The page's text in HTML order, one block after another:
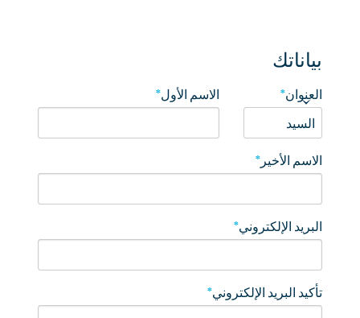
بياناتك
العنوان* الاسم الأول*
الاسم الأخير *
البريد الإلكتروني*
تأكيد البريد الإلكتروني*